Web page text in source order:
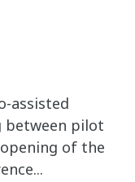
assisted
between pilot
of the